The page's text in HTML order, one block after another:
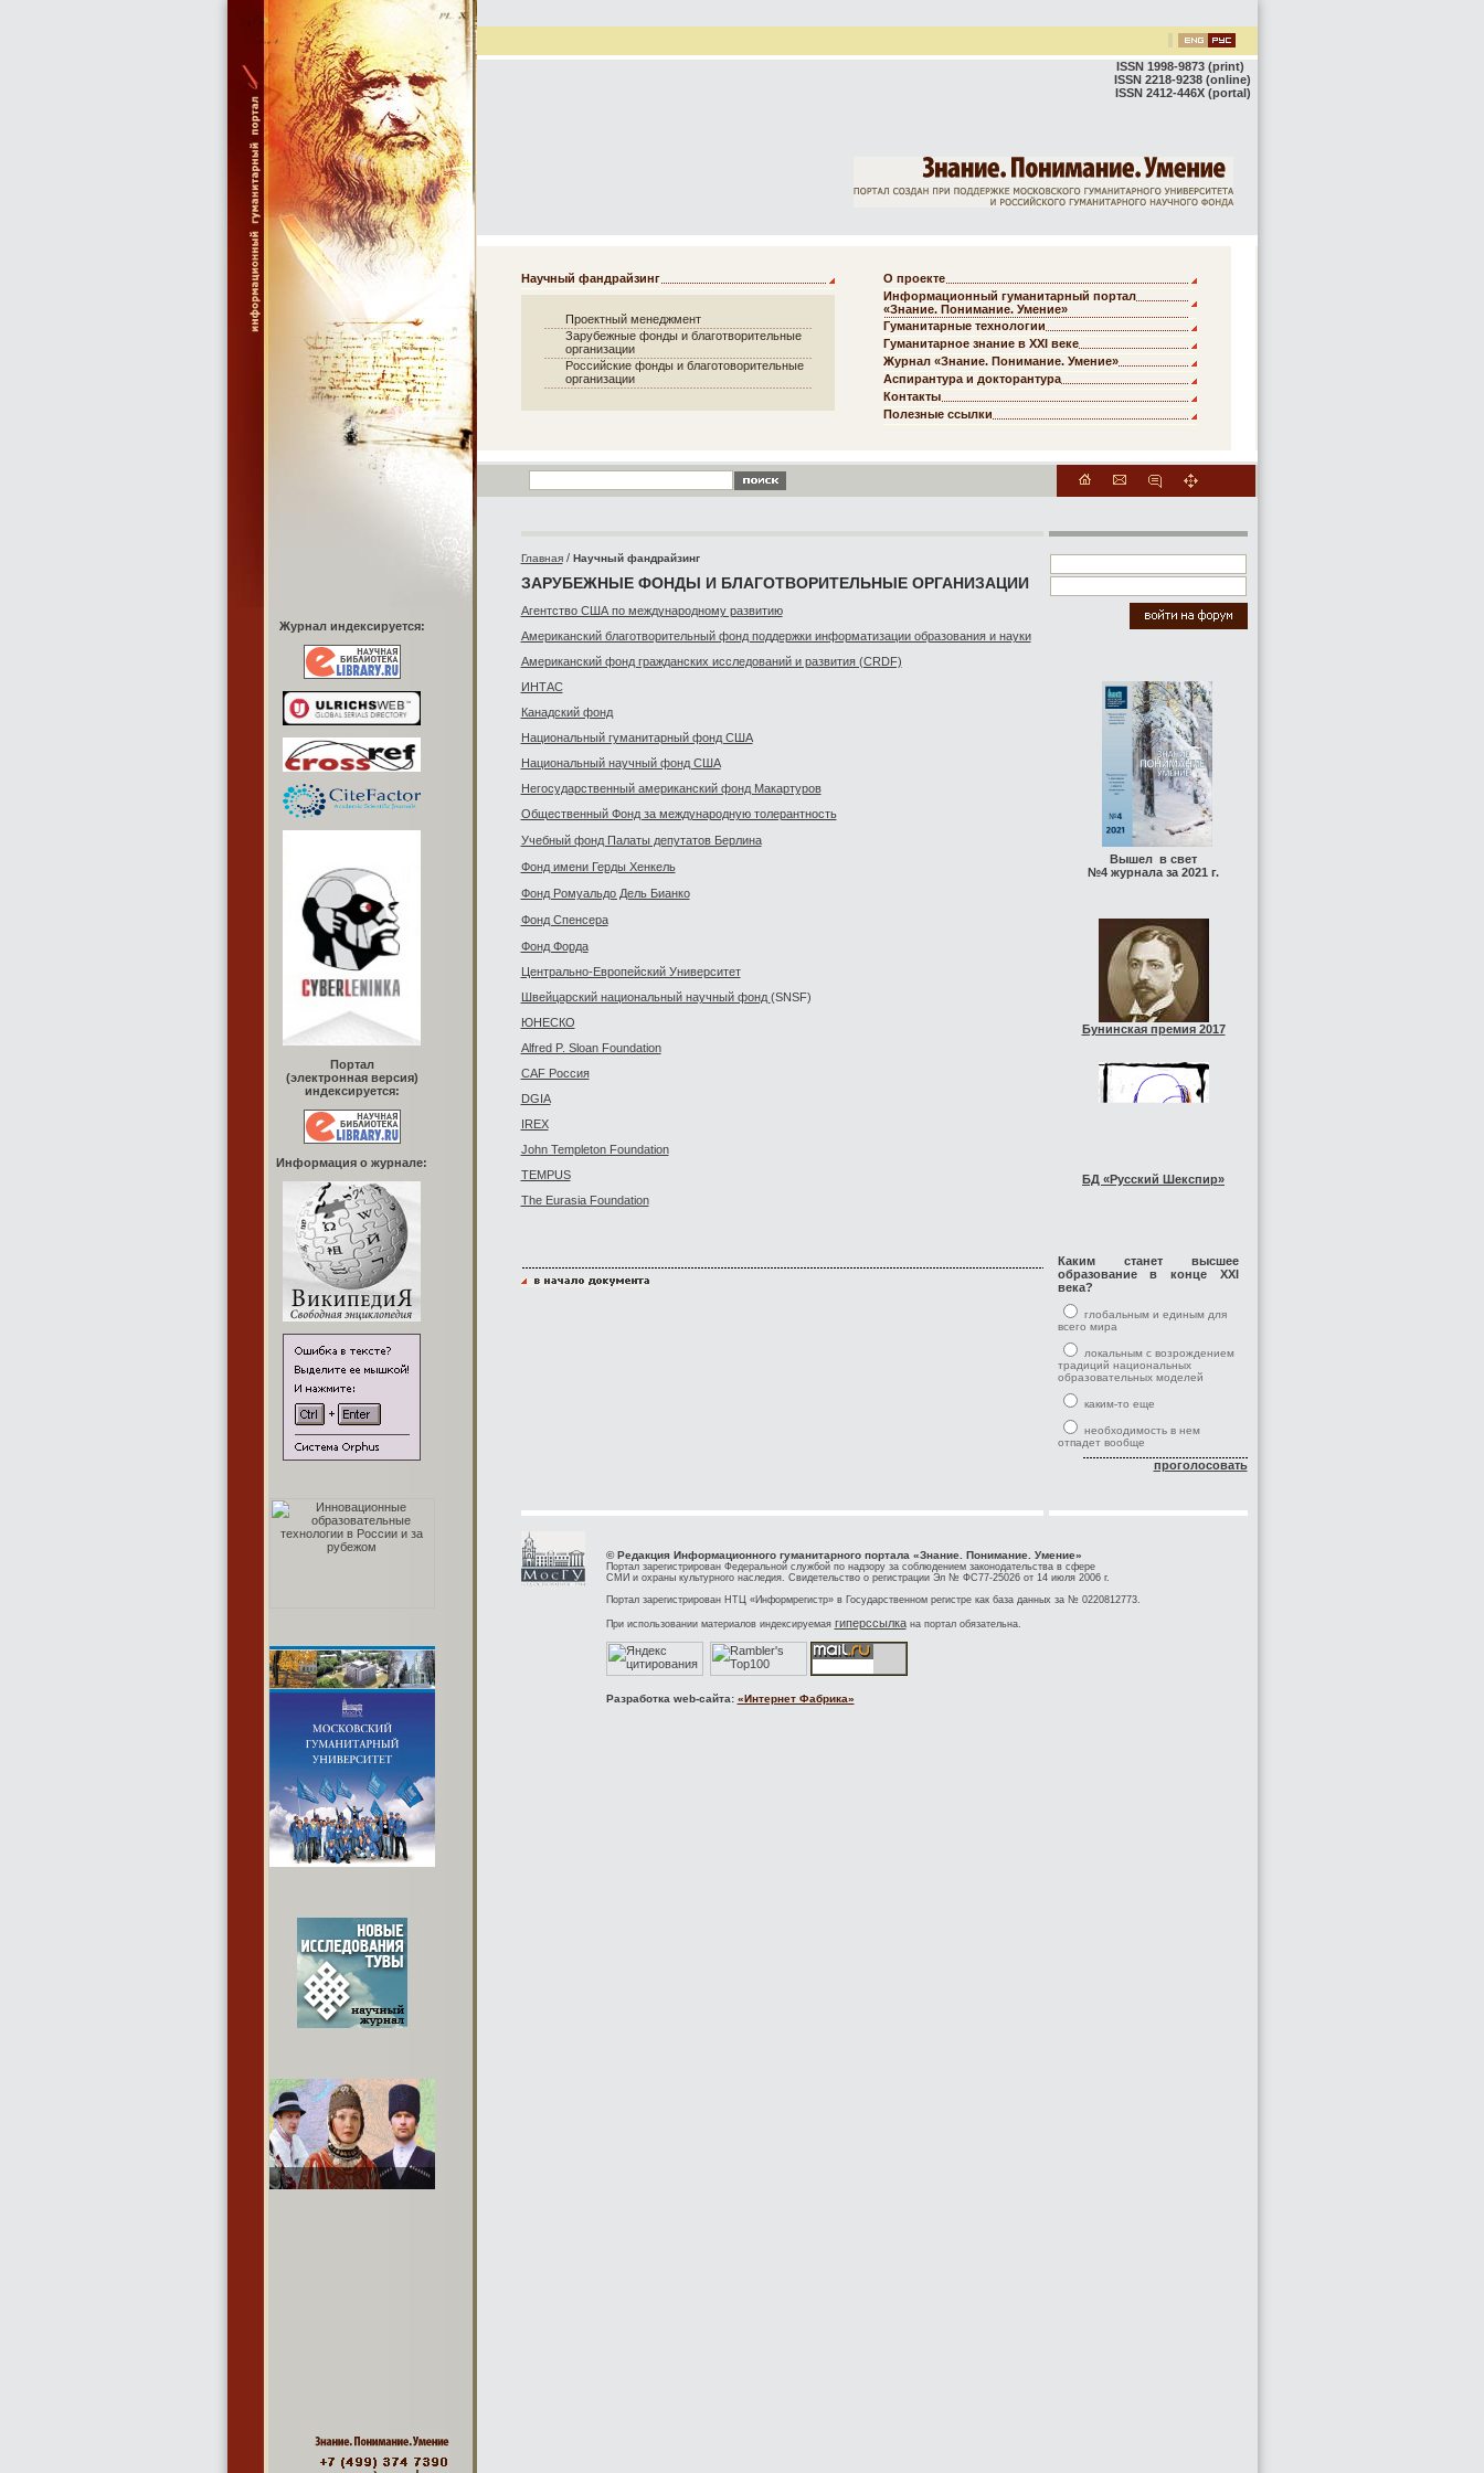
Журнал индексируется:
Портал
(электронная версия)
индексируется:
Информация о журнале:
ISSN 1998-9873 (print)
ISSN 2218-9238 (online)
ISSN 2412-446X (portal)
Научный фандрайзинг
Проектный менеджмент
Зарубежные фонды и благотворительные
организации
Российские фонды и благотоворительные
организации
О проекте
Информационный гуманитарный портал
«Знание. Понимание. Умение»
Гуманитарные технологии
Гуманитарное знание в XXI веке
Журнал «Знание. Понимание. Умение»
Аспирантура и докторантура
Контакты
Полезные ссылки
Главная/ Научный фандрайзинг
ЗАРУБЕЖНЫЕ ФОНДЫ И БЛАГОТВОРИТЕЛЬНЫЕ ОРГАНИЗАЦИИ
Агентство США по международному развитию
Американский благотворительный фонд поддержки информатизации образования и науки
Американский фонд гражданских исследований и развития (CRDF)
ИНТАС
Канадский фонд
Национальный гуманитарный фонд США
Национальный научный фонд США
Hегосударственный американский фонд Макартуров
Общественный Фонд за международную толерантность
Учебный фонд Палаты депутатов Берлина
Фонд имени Герды Хенкель
Фонд Ромуальдо Дель Бианко
Фонд Спенсера
Фонд Форда
Центрально-Европейский Университет
Швейцарский национальный научный фонд (SNSF)
ЮНЕСКО
Alfred P. Sloan Foundation
CAF Россия
DGIA
IREX
John Templeton Foundation
TEMPUS
The Eurasia Foundation
Вышел в свет
№4 журнала за 2021 г.
Бунинская премия 2017
БД «Русский Шекспир»
Каким станет высшее
образование в конце XXI
века?
глобальным и единым для
всего мира
локальным с возрождением
традиций национальных
образовательных моделей
каким-то еще
необходимость в нем
отпадет вообще
проголосовать
© Редакция Информационного гуманитарного портала «Знание. Понимание. Умение»
Портал зарегистрирован Федеральной службой по надзору за соблюдением законодательства в сфере
СМИ и охраны культурного наследия. Свидетельство о регистрации Эл № ФС77-25026 от 14 июля 2006 г.
Портал зарегистрирован НТЦ «Информрегистр» в Государственном регистре как база данных за № 0220812773.
При использовании материалов индексируемая гиперссылкана портал обязательна.
Разработка web-сайта: «Интернет Фабрика»